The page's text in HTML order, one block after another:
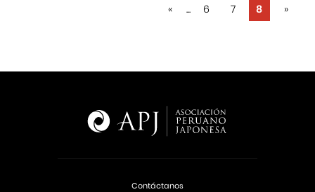
« ... 6 7 8 »
Contáctanos